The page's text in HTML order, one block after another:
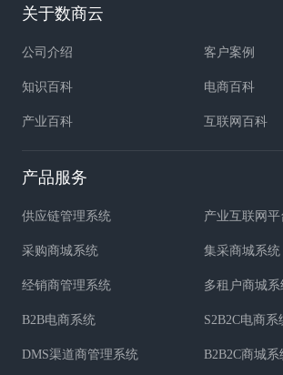
关于数商云
公司介绍 客户案例
知识百科 电商百科
产业百科 互联网百科
产品服务
供应链管理系统 产业互联网平
采购商城系统 集采商城系统
经销商管理系统 多租户商城系
B2B电商系统 S2B2C电商系
DMS渠道商管理系统 B2B2C商城系